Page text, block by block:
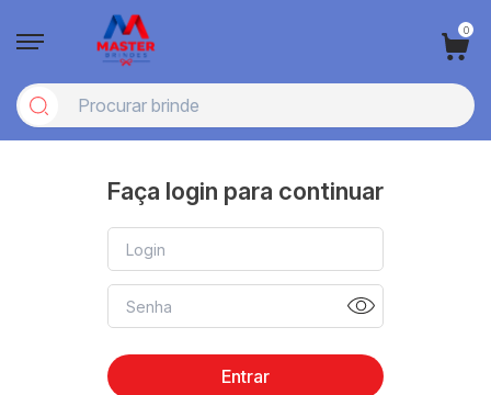
0
Faça login para continuar
Entrar